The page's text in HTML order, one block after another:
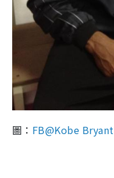
圖： FB@Kobe Bryant